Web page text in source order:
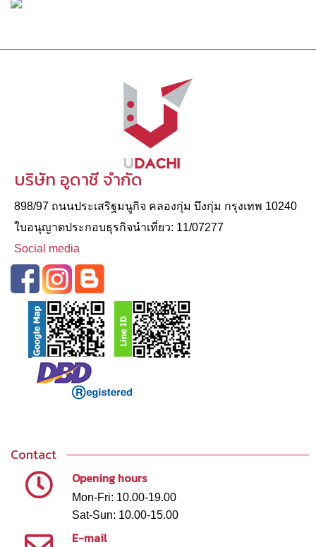
บริษัท อูดาชี จำกัด
898/97 ถนนประเสริฐมนูกิจ คลองกุ่ม บึงกุ่ม กรุงเทพ 10240
ใบอนุญาตประกอบธุรกิจนําเที่ยว: 11/07277
Social media
Contact
Opening hours
Mon-Fri: 10.00-19.00
Sat-Sun: 10.00-15.00
E-mail